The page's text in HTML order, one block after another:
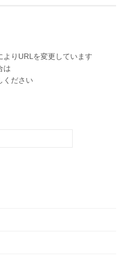
よりURLを変更しています
は
ください